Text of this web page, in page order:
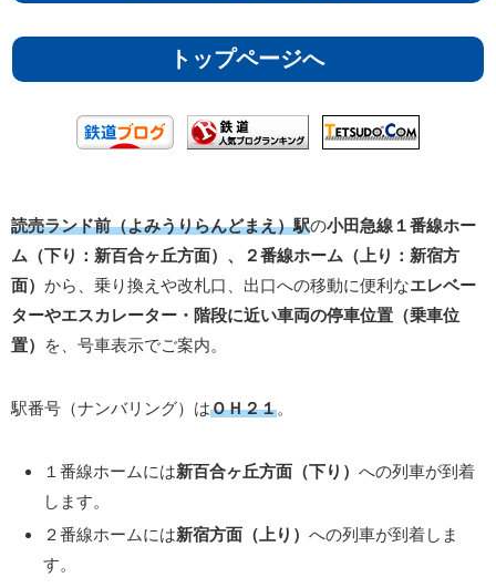
トップページへ
読売ランド前（よみうりらんどまえ）駅の小田急線１番線ホー
ム（下り：新百合ヶ丘方面）、
２番線ホーム（上り：新宿方
面） から、乗り換えや改札口、出口への移動に便利なエレベー
ターやエスカレーター・階段に近い車両の停車位置（乗車位
置）
を、号車表示でご案内。
駅番号（ナンバリング）はＯＨ２１。
１番線ホームには新百合ヶ丘方面（下り） への列車が到着
します。
２番線ホームには新宿方面（上り） への列車が到着しま
す。